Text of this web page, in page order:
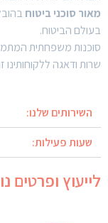
מאור סוכני ביטוח
בעולם הביטוח.
סוכנות משפחתית
שרות ודאגה ללקוחותינו
השירותים שלנו:
שעות פעילות:
לייעוץ ופרטים